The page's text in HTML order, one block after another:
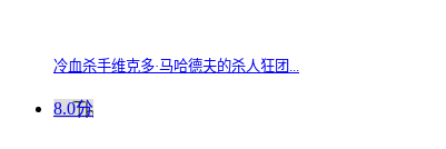
冷血杀手维克多·马哈德夫的杀人狂团...
8.0分